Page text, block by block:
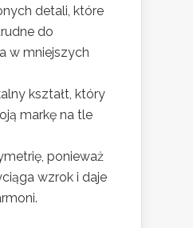
detali, które
do
w mniejszych
kształt, który
markę na tle
ponieważ
wzrok i daje